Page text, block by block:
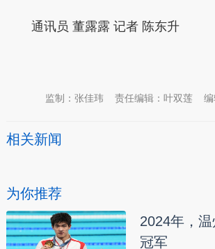
通讯员 董露露 记者 陈东升
责任编辑：叶双莲
监制：张佳玮
相关新闻
为你推荐
2024年，
冠军